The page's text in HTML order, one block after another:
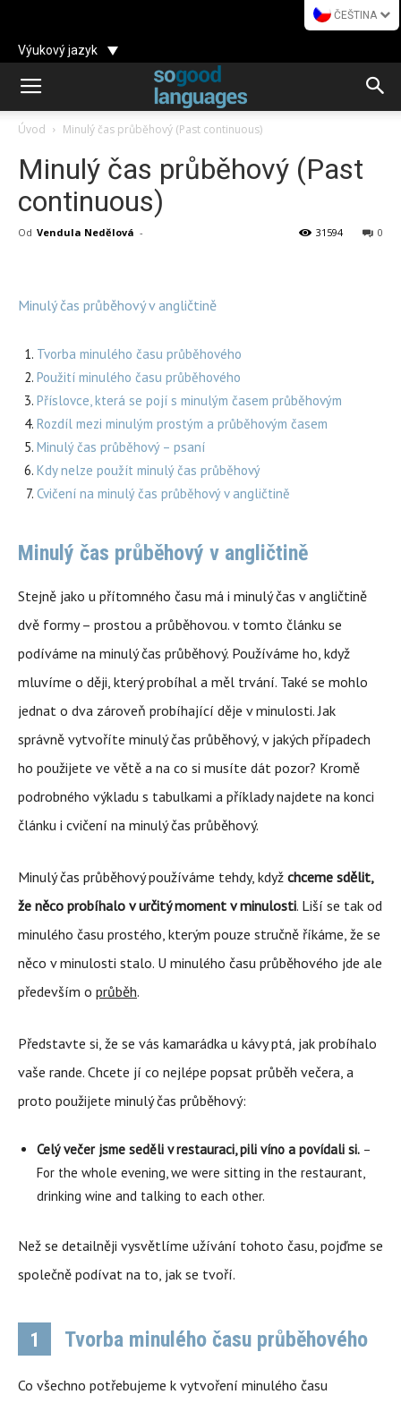
ČEŠTINA
Výukový jazyk
Úvod Minulý čas průběhový (Past continuous)
Minulý čas průběhový (Past
continuous)
Od Vendula Nedělová - 0
31594
Minulý čas průběhový v angličtině
Tvorba minulého času průběhového
Použití minulého času průběhového
Příslovce, která se pojí s minulým časem průběhovým
Rozdíl mezi minulým prostým a průběhovým časem
Minulý čas průběhový – psaní
Kdy nelze použít minulý čas průběhový
Cvičení na minulý čas průběhový v angličtině
Minulý čas průběhový v angličtině
Stejně jako u přítomného času má i minulý čas v angličtině
dvě formy – prostou a průběhovou. v tomto článku se
podíváme na minulý čas průběhový. Používáme ho, když
mluvíme o ději, který probíhal a měl trvání. Také se mohlo
jednat o dva zároveň probíhající děje v minulosti. Jak
správně vytvoříte minulý čas průběhový, v jakých případech
ho použijete ve větě a na co si musíte dát pozor? Kromě
podrobného výkladu s tabulkami a příklady najdete na konci
článku i cvičení na minulý čas průběhový.
Minulý čas průběhový používáme tehdy, když chceme sdělit,
že něco probíhalo v určitý moment v minulosti. Liší se tak od
minulého času prostého, kterým pouze stručně říkáme, že se
něco v minulosti stalo. U minulého času průběhového jde ale
především o průběh.
Představte si, že se vás kamarádka u kávy ptá, jak probíhalo
vaše rande. Chcete jí co nejlépe popsat průběh večera, a
proto použijete minulý čas průběhový:
Celý večer jsme seděli v restauraci, pili víno a povídali si. –
For the whole evening, we were sitting in the restaurant,
drinking wine and talking to each other.
Než se detailněji vysvětlíme užívání tohoto času, pojďme se
společně podívat na to, jak se tvoří.
1 Tvorba minulého času průběhového
Co všechno potřebujeme k vytvoření minulého času